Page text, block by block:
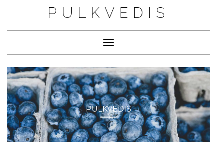
PULKVEDIS
Toggle Navigation
PULKVEDIS